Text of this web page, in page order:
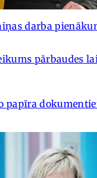
darba
pārbaudes
papīra